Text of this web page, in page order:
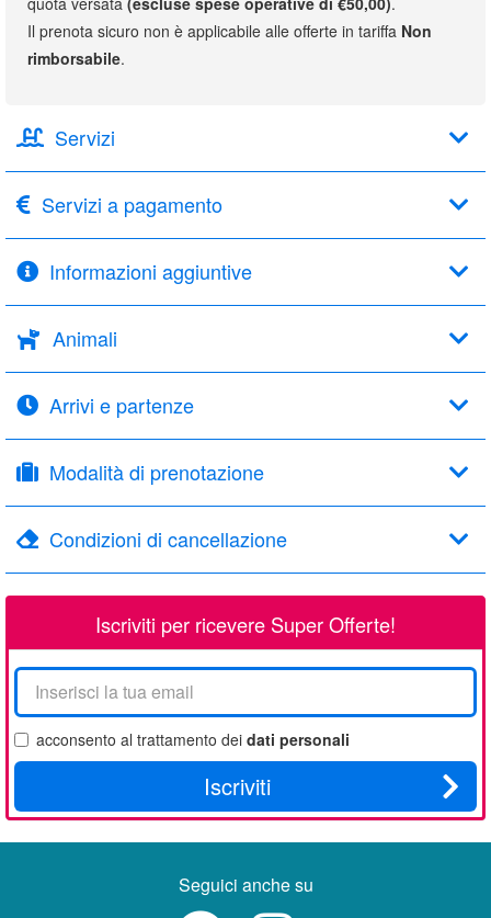
Il prenota sicuro non è applicabile alle offerte in tariffa Non
rimborsabile.
Servizi
Servizi a pagamento
Informazioni aggiuntive
Animali
Arrivi e partenze
Modalità di prenotazione
Condizioni di cancellazione
Iscriviti per ricevere Super Offerte!
La
tua
email
acconsento al trattamento dei dati personali
Iscriviti
Seguici anche su